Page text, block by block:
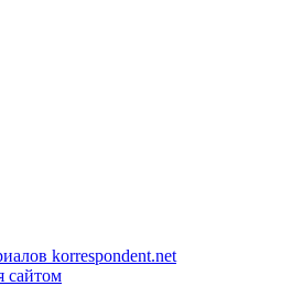
korrespondent.net
сайтом